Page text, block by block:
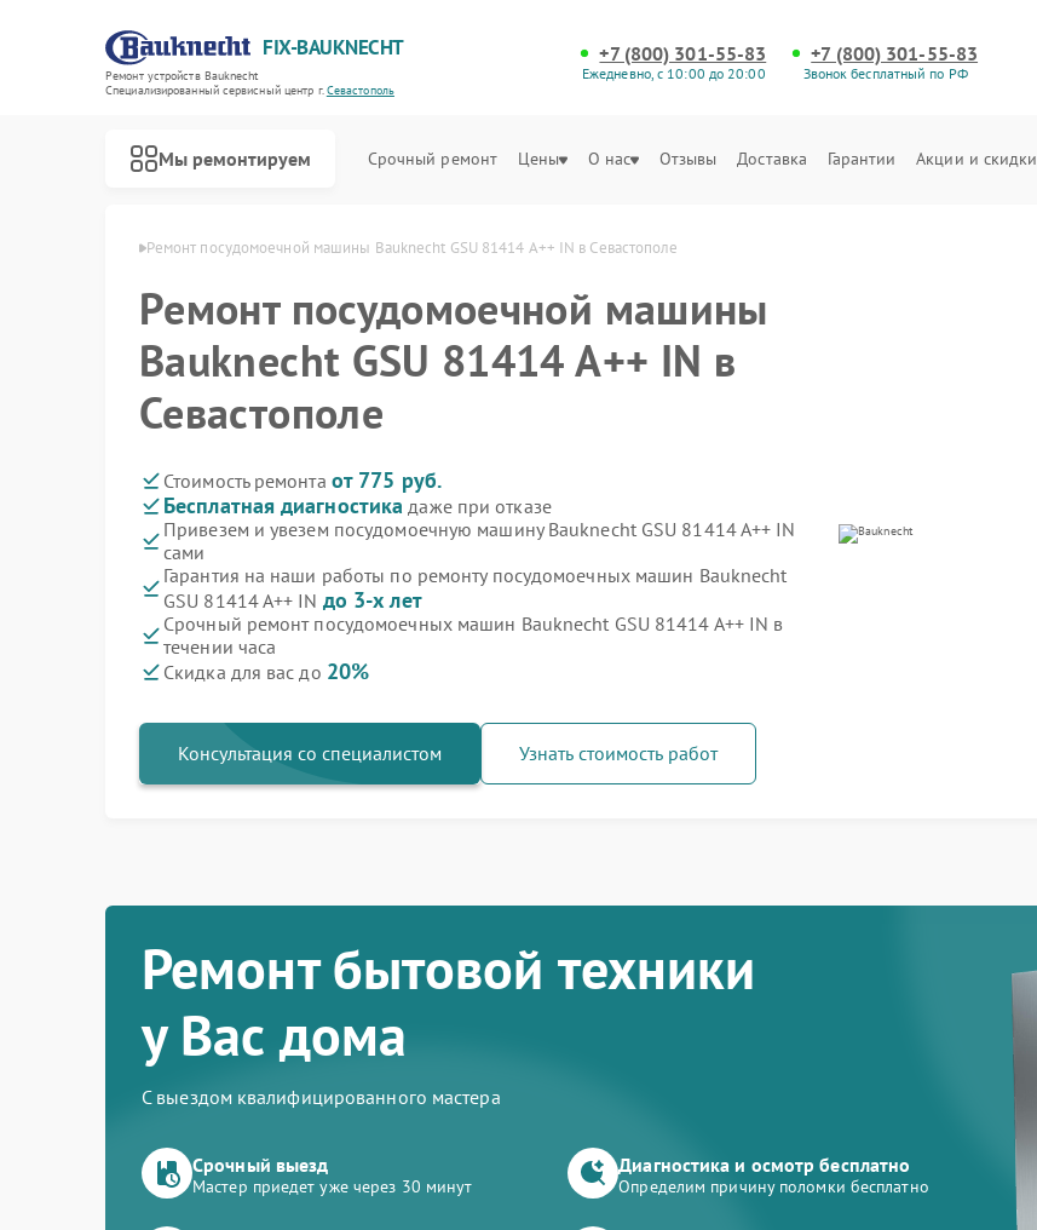
FIX-BAUKNECHT
Ремонт устройств Bauknecht
Специализированный cервисный центр г.Севастополь
+7 (800) 301-55-83
Ежедневно, с 10:00 до 20:00
+7 (800) 301-55-83
Звонок бесплатный по РФ
Мы ремонтируем Срочный ремонт Цены О нас Отзывы Доставка Гарантии Акции и скидки
Ремонт посудомоечной машины Bauknecht GSU 81414 A++ IN в Севастополе
Ремонт посудомоечной машины
Bauknecht GSU 81414 A++ IN в
Севастополе
Стоимость ремонта от 775 руб.
Бесплатная диагностика даже при отказе
Привезем и увезем посудомоечную машину Bauknecht GSU 81414 A++ IN
сами
Гарантия на наши работы по ремонту посудомоечных машин Bauknecht
GSU 81414 A++ IN до 3-х лет
Срочный ремонт посудомоечных машин Bauknecht GSU 81414 A++ IN в
течении часа
Скидка для вас до 20%
Консультация со специалистом Узнать стоимость работ
Ремонт бытовой техники
у Вас дома
С выездом квалифицированного мастера
Срочный выезд
Мастер приедет уже через 30 минут
Диагностика и осмотр бесплатно
Определим причину поломки бесплатно